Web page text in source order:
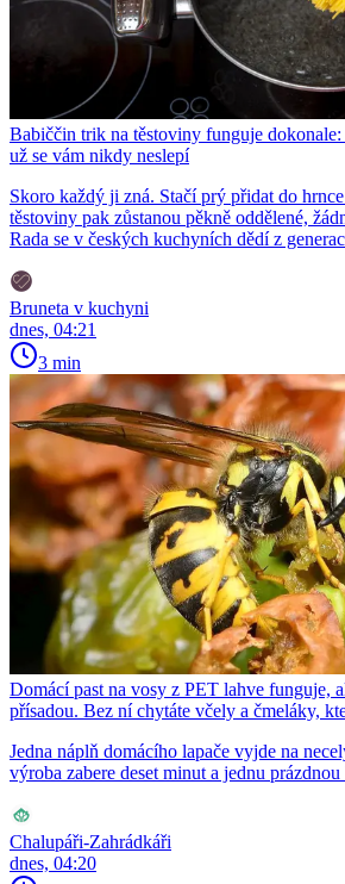
Babiččin trik na těstoviny funguje dokonale:
už se vám nikdy neslepí
Skoro každý ji zná. Stačí prý přidat do
těstoviny pak zůstanou pěkně oddělené,
Rada se v českých kuchyních dědí z
Bruneta v kuchyni
dnes, 04:21
3 min
Domácí past na vosy z PET lahve funguje,
přísadou. Bez ní chytáte včely a čmeláky,
Jedna náplň domácího lapače vyjde na
výroba zabere deset minut a jednu
Chalupáři-Zahrádkáři
dnes, 04:20